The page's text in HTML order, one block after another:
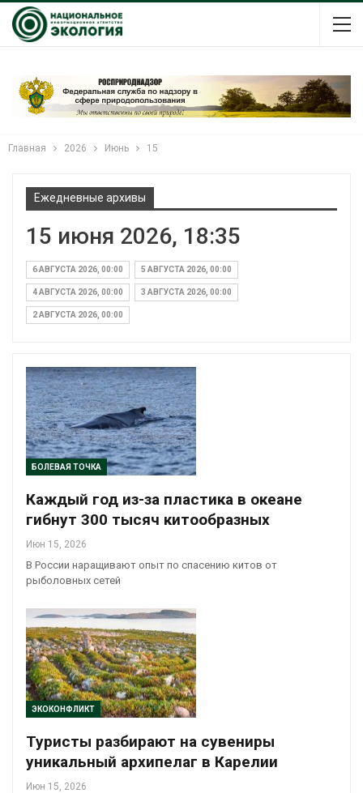
Главная 2026 Июнь 15
Ежедневные архивы
15 июня 2026, 18:35
6 АВГУСТА 2026, 00:00 5 АВГУСТА 2026, 00:00
4 АВГУСТА 2026, 00:00 3 АВГУСТА 2026, 00:00
2 АВГУСТА 2026, 00:00
БОЛЕВАЯ ТОЧКА
Каждый год из-за пластика в океане
гибнут 300 тысяч китообразных
Июн 15, 2026
В России наращивают опыт по спасению китов от
рыболовных сетей
ЭКОКОНФЛИКТ
Туристы разбирают на сувениры
уникальный архипелаг в Карелии
Июн 15, 2026